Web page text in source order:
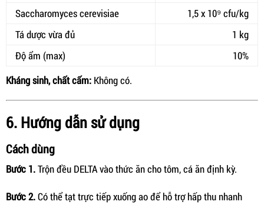
Saccharomyces cerevisiae
1,5 x 10⁹ cfu/kg
Tá dược vừa đủ
1 kg
Độ ẩm (max)
10%
Kháng sinh, chất cấm: Không có.
6. Hướng dẫn sử dụng
Cách dùng
Bước 1.Trộn đều DELTA vào thức ăn cho tôm, cá ăn định kỳ.
Bước 2.Có thể tạt trực tiếp xuống ao để hỗ trợ hấp thu nhanh